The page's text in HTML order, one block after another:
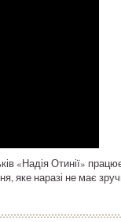
«Надія Отинії»
яке наразі не має